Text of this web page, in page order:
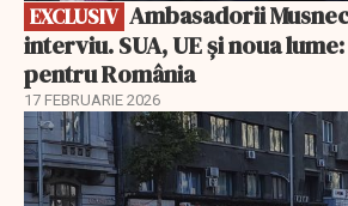
EXCLUSIV
interviu. SUA, UE și noua
pentru România
17 FEBRUARIE 2026